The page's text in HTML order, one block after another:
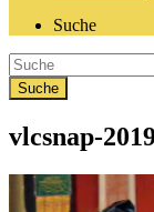
Suche
vlcsnap-